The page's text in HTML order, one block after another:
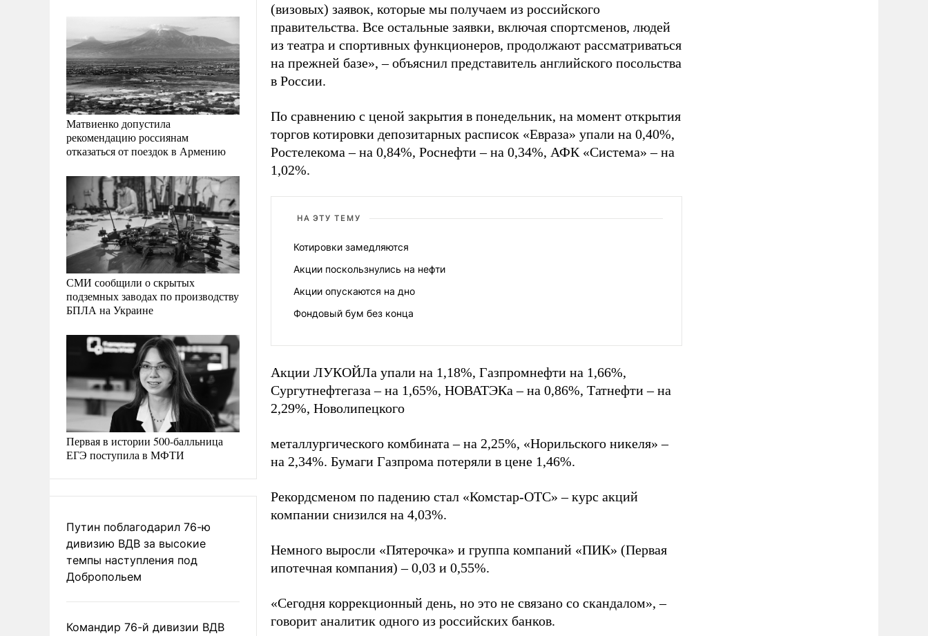
Матвиенко допустила
рекомендацию россиянам
отказаться от поездок в Армению
СМИ сообщили о скрытых
подземных заводах по производству
БПЛА на Украине
Первая в истории 500-балльница
ЕГЭ поступила в МФТИ
Путин поблагодарил 76-ю
дивизию ВДВ за высокие
темпы наступления под
Добропольем
Командир 76-й дивизии ВДВ
(визовых) заявок, которые мы получаем из российского
правительства. Все остальные заявки, включая спортсменов, людей
из театра и спортивных функционеров, продолжают рассматриваться
на прежней базе», – объяснил представитель английского посольства
в России.
По сравнению с ценой закрытия в понедельник, на момент открытия
торгов котировки депозитарных расписок «Евраза» упали на 0,40%,
Ростелекома – на 0,84%, Роснефти – на 0,34%, АФК «Система» – на
1,02%.
НА ЭТУ ТЕМУ
Котировки замедляются
Акции поскользнулись на нефти
Акции опускаются на дно
Фондовый бум без конца
Акции ЛУКОЙЛа упали на 1,18%, Газпромнефти на 1,66%,
Сургутнефтегаза – на 1,65%, НОВАТЭКа – на 0,86%, Татнефти – на
2,29%, Новолипецкого
металлургического комбината – на 2,25%, «Норильского никеля» –
на 2,34%. Бумаги Газпрома потеряли в цене 1,46%.
Рекордсменом по падению стал «Комстар-ОТС» – курс акций
компании снизился на 4,03%.
Немного выросли «Пятерочка» и группа компаний «ПИК» (Первая
ипотечная компания) – 0,03 и 0,55%.
«Сегодня коррекционный день, но это не связано со скандалом», –
говорит аналитик одного из российских банков.